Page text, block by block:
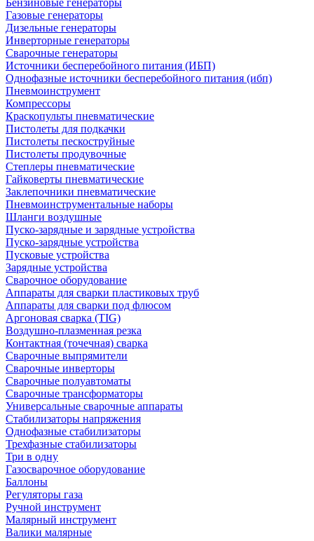
Бензиновые генераторы
Газовые генераторы
Дизельные генераторы
Инверторные генераторы
Сварочные генераторы
Источники бесперебойного питания (ИБП)
Однофазные источники бесперебойного питания (ибп)
Пневмоинструмент
Компрессоры
Краскопульты пневматические
Пистолеты для подкачки
Пистолеты пескоструйные
Пистолеты продувочные
Степлеры пневматические
Гайковерты пневматические
Заклепочники пневматические
Пневмоинструментальные наборы
Шланги воздушные
Пуско-зарядные и зарядные устройства
Пуско-зарядные устройства
Пусковые устройства
Зарядные устройства
Сварочное оборудование
Аппараты для сварки пластиковых труб
Аппараты для сварки под флюсом
Аргоновая сварка (TIG)
Воздушно-плазменная резка
Контактная (точечная) сварка
Сварочные выпрямители
Сварочные инверторы
Сварочные полуавтоматы
Сварочные трансформаторы
Универсальные сварочные аппараты
Стабилизаторы напряжения
Однофазные стабилизаторы
Трехфазные стабилизаторы
Три в одну
Газосварочное оборудование
Баллоны
Регуляторы газа
Ручной инструмент
Малярный инструмент
Валики малярные